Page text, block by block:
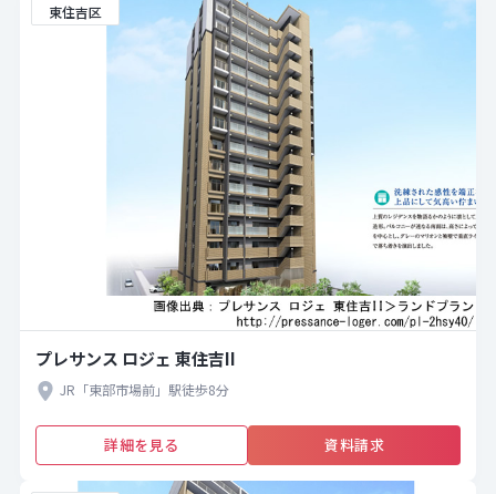
東住吉区
プレサンス ロジェ 東住吉II
JR「東部市場前」駅徒歩8分
詳細を見る 資料請求